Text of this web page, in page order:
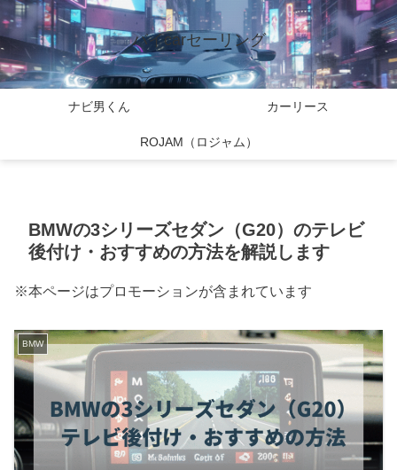
バイcarセーリング
ナビ男くん カーリース
ROJAM（ロジャム）
BMWの3シリーズセダン（G20）のテレビ
後付け・おすすめの方法を解説します
※本ページはプロモーションが含まれています
BMW